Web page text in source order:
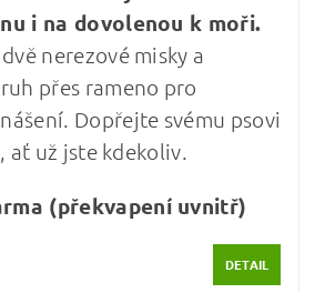
i na dovolenou k moři.
nerezové misky a
přes rameno pro
Dopřejte svému psovi
ať už jste kdekoliv.
(překvapení uvnitř)
DETAIL